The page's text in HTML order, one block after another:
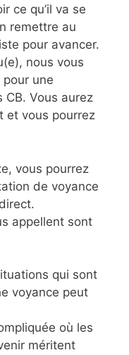
ce qu’il va se
remettre au
pour avancer.
nous vous
une
CB. Vous aurez
et vous pourrez
vous pourrez
de voyance
appellent sont
qui sont
voyance peut
où les
méritent